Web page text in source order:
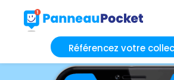
Référencez votre